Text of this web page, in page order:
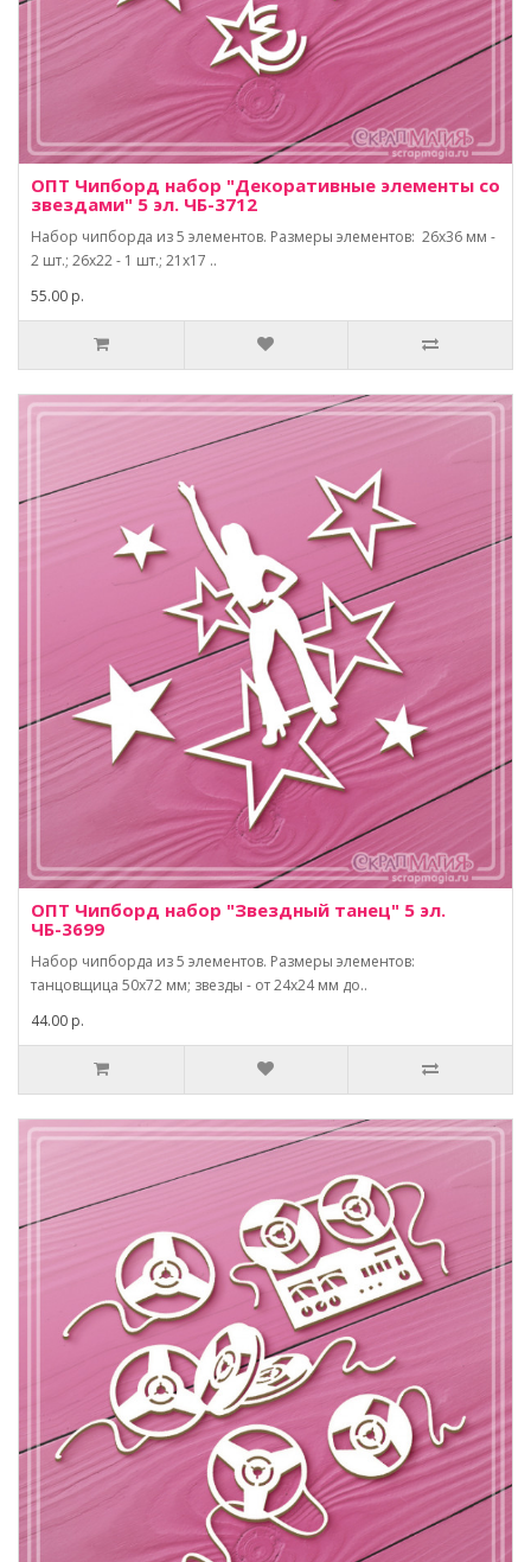
ОПТ Чипборд набор "Декоративные элементы со
звездами" 5 эл. ЧБ-3712
Набор чипборда из 5 элементов. Размеры элементов: 26х36 мм -
2 шт.; 26х22 - 1 шт.; 21х17 ..
55.00 р.
ОПТ Чипборд набор "Звездный танец" 5 эл.
ЧБ-3699
Набор чипборда из 5 элементов. Размеры элементов:
танцовщица 50х72 мм; звезды - от 24х24 мм до..
44.00 р.